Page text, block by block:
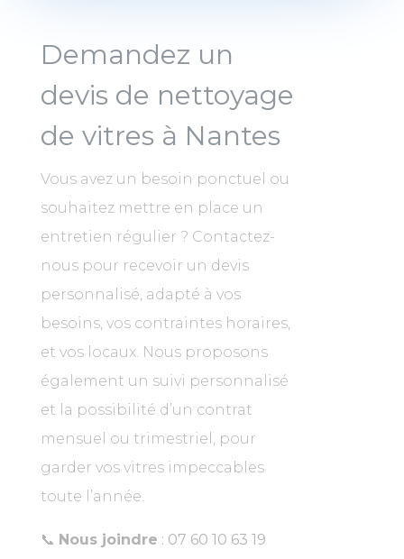
Demandez un
devis de nettoyage
de vitres à Nantes
Vous avez un besoin ponctuel ou
souhaitez mettre en place un
entretien régulier ? Contactez-
nous pour recevoir un devis
personnalisé, adapté à vos
besoins, vos contraintes horaires,
et vos locaux. Nous proposons
également un suivi personnalisé
et la possibilité d’un contrat
mensuel ou trimestriel, pour
garder vos vitres impeccables
toute l’année.
📞 Nous joindre : 07 60 10 63 19